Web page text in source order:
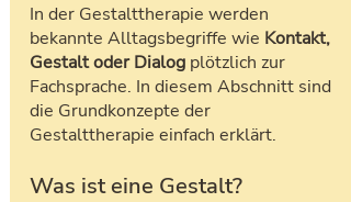
In der Gestalttherapie werden
bekannte Alltagsbegriffe wie Kontakt,
Gestalt oder Dialog plötzlich zur
Fachsprache. In diesem Abschnitt sind
die Grundkonzepte der
Gestalttherapie einfach erklärt.
Was ist eine Gestalt?